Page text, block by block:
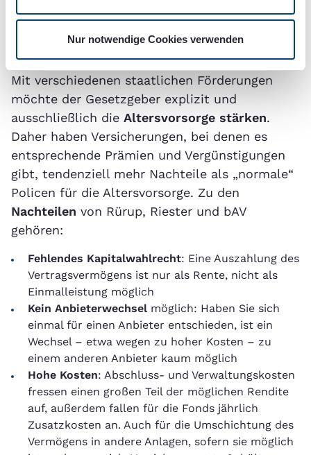
Nur notwendige Cookies verwenden
staatlichen
Förderung?
Mit verschiedenen staatlichen Förderungen
möchte der Gesetzgeber explizit und
ausschließlich die Altersvorsorge stärken.
Daher haben Versicherungen, bei denen es
entsprechende Prämien und Vergünstigungen
gibt, tendenziell mehr Nachteile als „normale“
Policen für die Altersvorsorge. Zu den
Nachteilen von Rürup, Riester und bAV
gehören:
Fehlendes Kapitalwahlrecht: Eine Auszahlung des
Vertragsvermögens ist nur als Rente, nicht als
Einmalleistung möglich
Kein Anbieterwechsel möglich: Haben Sie sich
einmal für einen Anbieter entschieden, ist ein
Wechsel – etwa wegen zu hoher Kosten – zu
einem anderen Anbieter kaum möglich
Hohe Kosten: Abschluss- und Verwaltungskosten
fressen einen großen Teil der möglichen Rendite
auf, außerdem fallen für die Fonds jährlich
Zusatzkosten an. Auch für die Umschichtung des
Vermögens in andere Anlagen, sofern sie möglich